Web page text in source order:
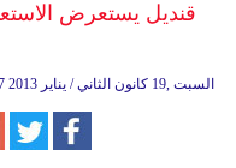
قنديل يستعرض
09:27 2013 السبت ,19 كانون الثاني / يناير